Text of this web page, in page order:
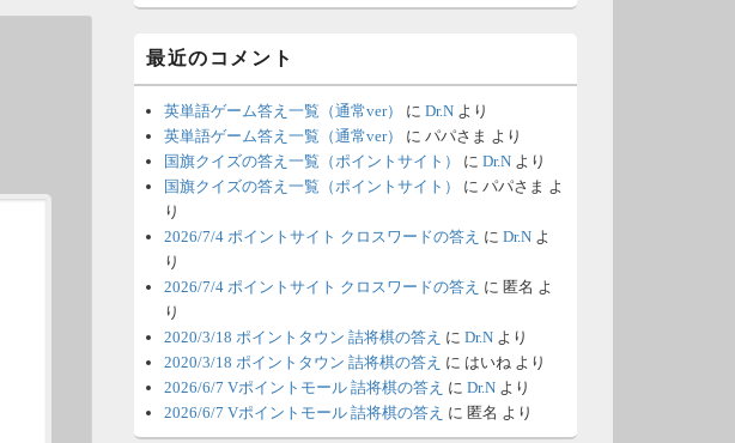
ってしまいそうです。申し訳ござ
いません。
6/18 1:39 （Dr.N）
時間の都合が付かないため、6月18
日の更新は休みます。申し訳あり
ません。
6/8 4:39 （Dr.N）
Vポイントモールが6：00までメン
テナンスとのことなので、本日分
の更新は難しいかもしれません。
最近のコメント
英単語ゲーム答え一覧（通常ver） に Dr.N より
英単語ゲーム答え一覧（通常ver）
に パパさま より
国旗クイズの答え一覧（ポイントサイト）
に Dr.N より
国旗クイズの答え一覧（ポイントサイト）
に パパさま よ
り
2026/7/4 ポイントサイト クロスワードの答え に Dr.N よ
り
2026/7/4 ポイントサイト クロスワードの答え に 匿名 よ
り
2020/3/18 ポイントタウン 詰将棋の答え に Dr.N より
2020/3/18 ポイントタウン 詰将棋の答え に はいね より
2026/6/7 Vポイントモール 詰将棋の答え に Dr.N より
2026/6/7 Vポイントモール 詰将棋の答え に 匿名 より